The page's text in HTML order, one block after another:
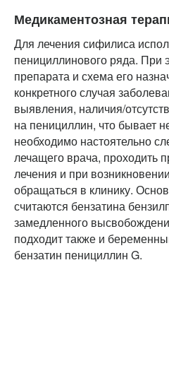
Медикаментозная
Для лечения сифилиса
пенициллинового ряда. При
препарата и схема его
конкретного случая
выявления, наличия/
на пенициллин, что бывает
необходимо настоятельно
лечащего врача, проходить
лечения и при
обращаться в клинику.
считаются бензатина
замедленного
подходит также и
бензатин пенициллин G.